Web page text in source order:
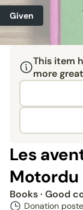
Given
This item
more
Les
Motordu
Books· Good
Donation